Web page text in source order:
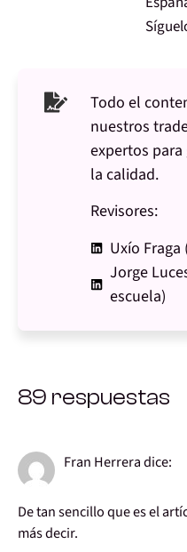
Todo el
nuestros
expertos
la calidad.
Revisores:
Uxío
Jorge
escuela)
89 respuestas
Fran Herreradice:
De tan sencillo que es el
más decir.